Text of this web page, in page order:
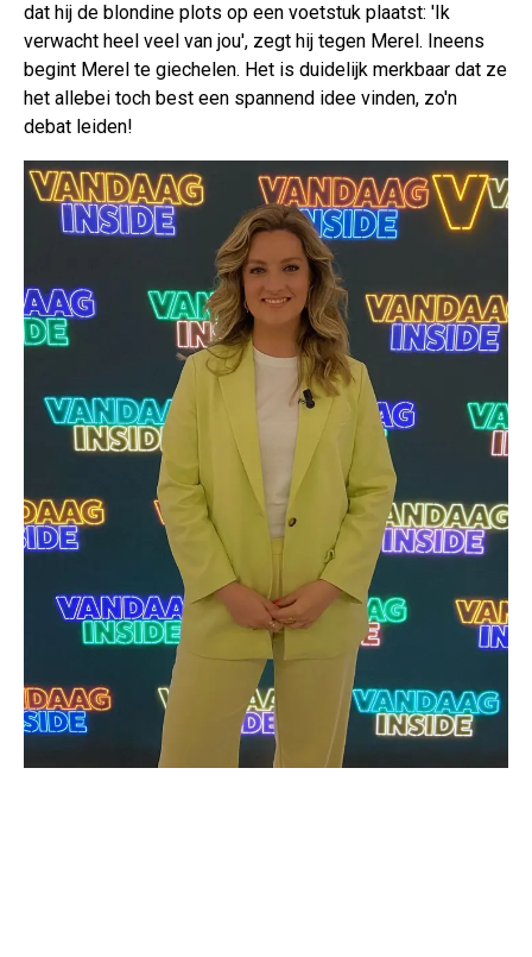
dat hij de blondine plots op een voetstuk plaatst: 'Ik
verwacht heel veel van jou', zegt hij tegen Merel. Ineens
begint Merel te giechelen. Het is duidelijk merkbaar dat ze
het allebei toch best een spannend idee vinden, zo'n
debat leiden!